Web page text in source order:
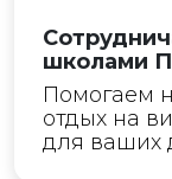
школами
Помогаем
отдых на
для ваших